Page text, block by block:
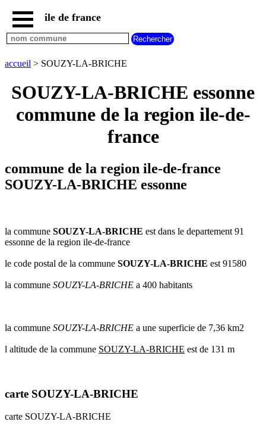
accueil
paris
communes
communes
hauts
seine
marne
communes
communes
val
oise
val
communes
radar
ile de france
accueil > SOUZY-LA-BRICHE
SOUZY-LA-BRICHE essonne
commune de la region ile-de-
france
commune de la region ile-de-france
SOUZY-LA-BRICHE essonne
la commune SOUZY-LA-BRICHE est dans le departement 91
essonne de la region ile-de-france
le code postal de la commune SOUZY-LA-BRICHE est 91580
la commune SOUZY-LA-BRICHE a 400 habitants
la commune SOUZY-LA-BRICHE a une superficie de 7,36 km2
l altitude de la commune SOUZY-LA-BRICHE est de 131 m
carte SOUZY-LA-BRICHE
carte SOUZY-LA-BRICHE